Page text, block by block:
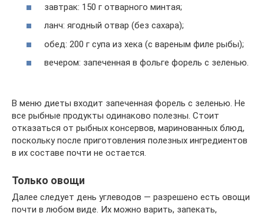
завтрак: 150 г отварного минтая;
ланч: ягодный отвар (без сахара);
обед: 200 г супа из хека (с вареным филе рыбы);
вечером: запеченная в фольге форель с зеленью.
В меню диеты входит запеченная форель с зеленью. Не
все рыбные продукты одинаково полезны. Стоит
отказаться от рыбных консервов, маринованных блюд,
поскольку после приготовления полезных ингредиентов
в их составе почти не остается.
Только овощи
Далее следует день углеводов — разрешено есть овощи
почти в любом виде. Их можно варить, запекать,